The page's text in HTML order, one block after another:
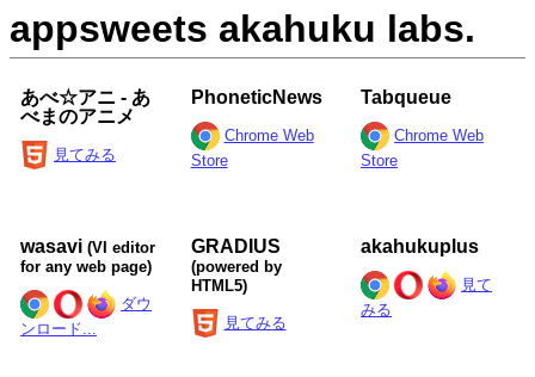
appsweets akahuku labs.
あべ☆アニ - あ
べまのアニメ
見てみる
PhoneticNews
Chrome Web
Store
Tabqueue
Chrome Web
Store
wasavi (VI editor
for any web page)
ダウ
ンロード...
GRADIUS
(powered by
HTML5)
見てみる
akahukuplus
見て
みる